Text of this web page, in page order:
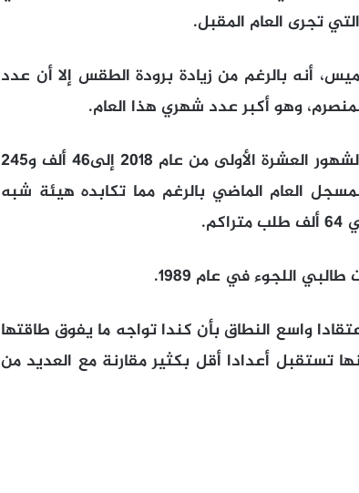
تجرى العام المقبل.
أنه بالرغم من زيادة برودة الطقس إلا أن عدد
وهو أكبر عدد شهري هذا العام.
ويرفع هذا إجمالي عدد طلبات اللجوء في الشهور العشرة الأولى من عام 2018 إلى46 ألف و245
العام الماضي بالرغم مما تكابده هيئة شبه
اللجوء في عام 1989.
واسع النطاق بأن كندا تواجه ما يفوق طاقتها
تستقبل أعدادا أقل بكثير مقارنة مع العديد من